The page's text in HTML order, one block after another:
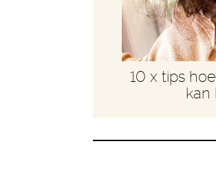
10 x tips
kan